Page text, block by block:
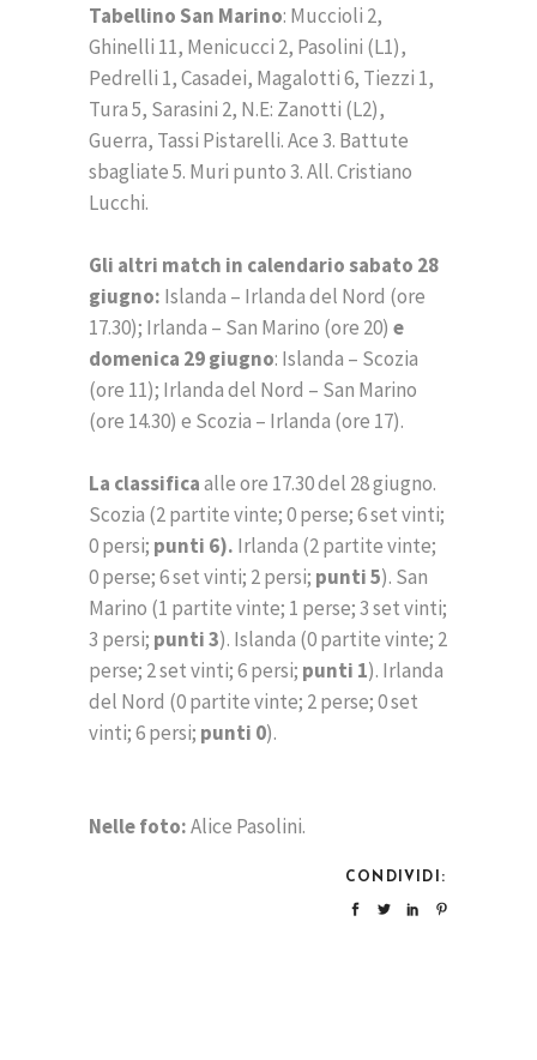
Tabellino San Marino: Muccioli 2,
Ghinelli 11, Menicucci 2, Pasolini (L1),
Pedrelli 1, Casadei, Magalotti 6, Tiezzi 1,
Tura 5, Sarasini 2, N.E: Zanotti (L2),
Guerra, Tassi Pistarelli. Ace 3. Battute
sbagliate 5. Muri punto 3. All. Cristiano
Lucchi.
Gli altri match in calendario sabato 28
giugno: Islanda – Irlanda del Nord (ore
17.30); Irlanda – San Marino (ore 20) e
domenica 29 giugno: Islanda – Scozia
(ore 11); Irlanda del Nord – San Marino
(ore 14.30) e Scozia – Irlanda (ore 17).
La classificaalle ore 17.30 del 28 giugno.
Scozia (2 partite vinte; 0 perse; 6 set vinti;
0 persi; punti 6). Irlanda (2 partite vinte;
0 perse; 6 set vinti; 2 persi; punti 5). San
Marino (1 partite vinte; 1 perse; 3 set vinti;
3 persi; punti 3). Islanda (0 partite vinte; 2
perse; 2 set vinti; 6 persi; punti 1). Irlanda
del Nord (0 partite vinte; 2 perse; 0 set
vinti; 6 persi; punti 0).
Nelle foto:Alice Pasolini.
CONDIVIDI: